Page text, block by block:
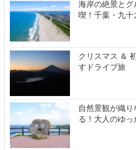
海岸の絶景と
喫！千葉・九
クリスマス ＆
すドライブ旅
自然景観が織り
る！大人のゆ